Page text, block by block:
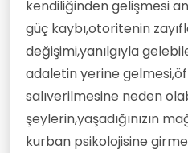
kendiliğinden gelişmesi
güç kaybı,otoritenin
değişimi,yanılgıyla
adaletin yerine
salıverilmesine neden
şeylerin,yaşadığınızın
kurban psikolojisine